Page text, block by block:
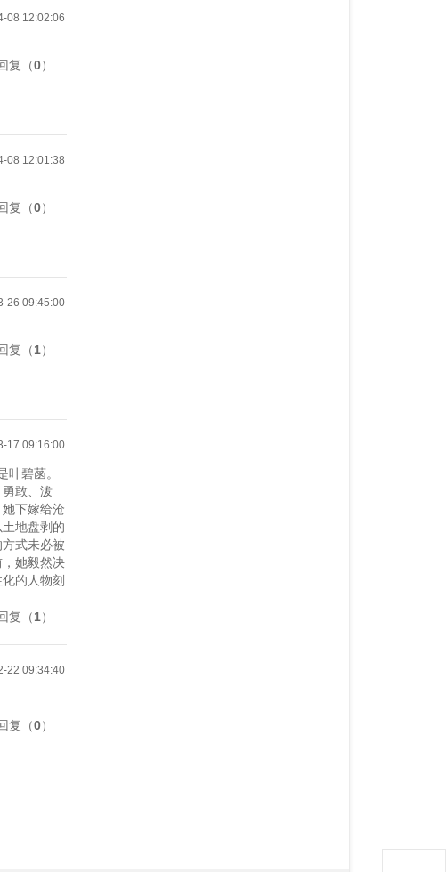
08 12:02:06
（0）
08 12:01:38
（0）
26 09:45:00
（1）
17 09:16:00
碧菡。
敢、泼
下嫁给沧
地盘剥的
式未必被
她毅然决
的人物刻
（1）
22 09:34:40
（0）